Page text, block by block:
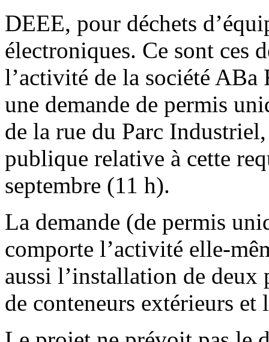
DEEE, pour déchets
électroniques. Ce sont ces
l’activité de la société
une demande de permis
de la rue du Parc
publique relative à cette
septembre (11 h).
La demande (de permis
comporte l’activité elle-
aussi l’installation de deux
de conteneurs extérieurs et